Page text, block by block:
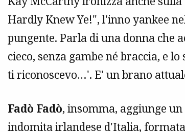
Hardly Knew Ye!", l'inno yankee
pungente. Parla di una donna
cieco, senza gambe né braccia, e
ti riconoscevo…'. E' un brano
Fadò Fadò, insomma, aggiunge
indomita irlandese d'Italia,